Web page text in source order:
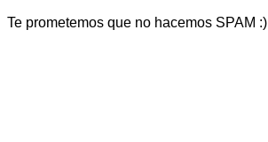
Te prometemos que no hacemos SPAM :)